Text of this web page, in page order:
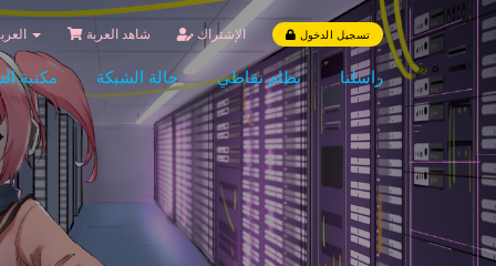
شاهد العربة الإشتراك تسجيل الدخول
مكتبة حالة الشبكة نظام نقاطي راسلنا